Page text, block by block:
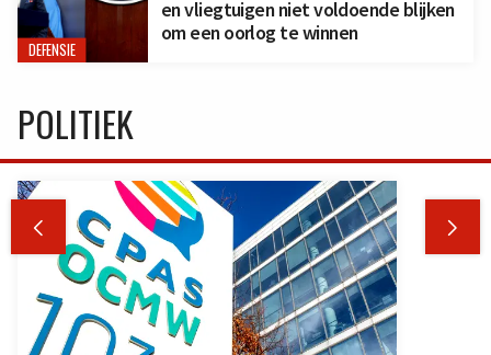
DEFENSIE
en vliegtuigen niet voldoende blijken
om een oorlog te winnen
POLITIEK
 